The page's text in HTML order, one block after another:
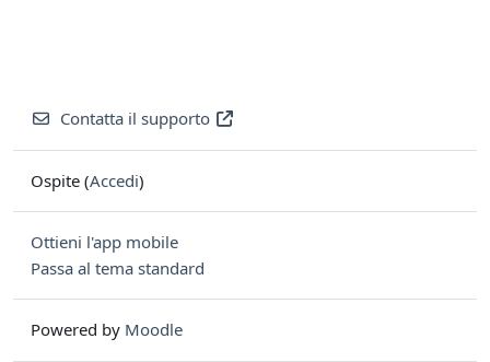
Contatta il supporto
Ospite (Accedi)
Ottieni l'app mobile
Passa al tema standard
Powered by Moodle